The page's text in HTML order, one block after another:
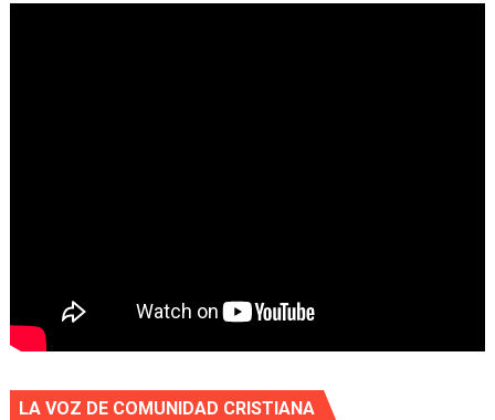
LA VOZ DE COMUNIDAD CRISTIANA